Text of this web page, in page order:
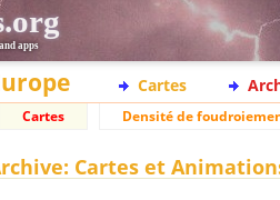
apps
Cartes
Cartes Densité de
Cartes et